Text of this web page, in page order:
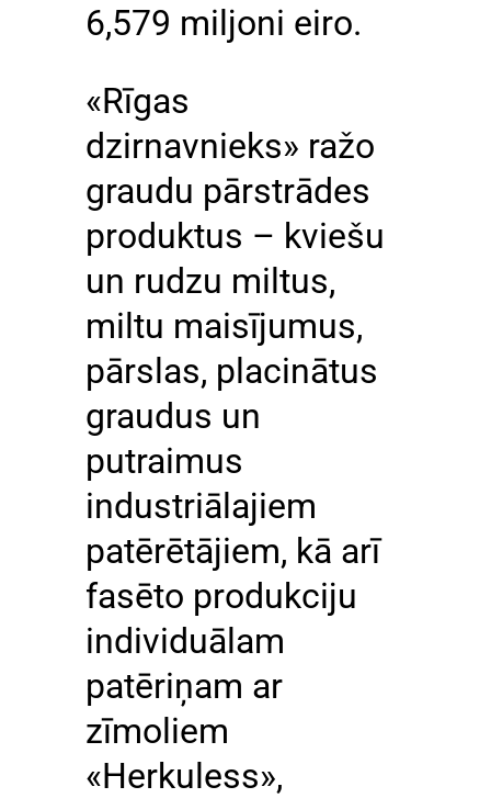
6,579 miljoni eiro.
«Rīgas
dzirnavnieks» ražo
graudu pārstrādes
produktus – kviešu
un rudzu miltus,
miltu maisījumus,
pārslas, placinātus
graudus un
putraimus
industriālajiem
patērētājiem, kā arī
fasēto produkciju
individuālam
patēriņam ar
zīmoliem
«Herkuless»,